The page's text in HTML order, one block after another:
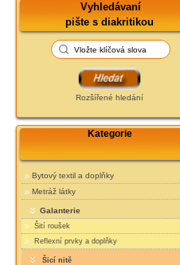
Vyhledávaní
pište s diakritikou
Rozšířené hledání
Kategorie
Bytový textil a doplňky
Metráž látky
Galanterie
Šití roušek
Reflexní prvky a doplňky
Šicí nitě